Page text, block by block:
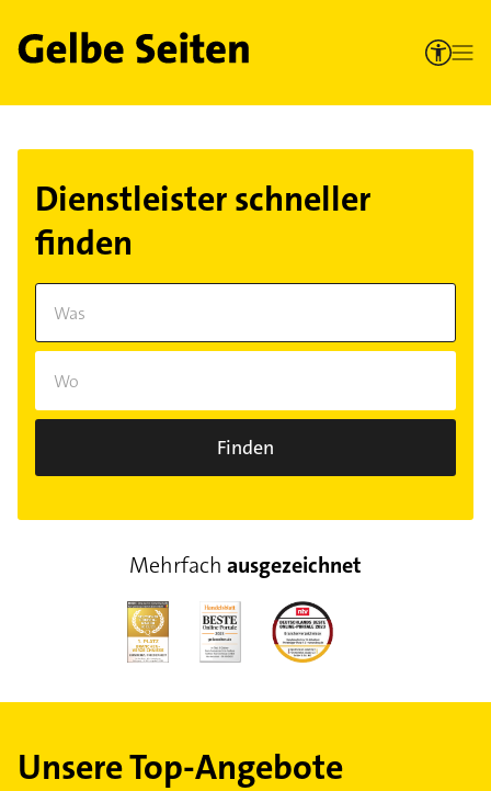
Dienstleister schneller
finden
Finden
Mehrfachausgezeichnet
Unsere Top-Angebote